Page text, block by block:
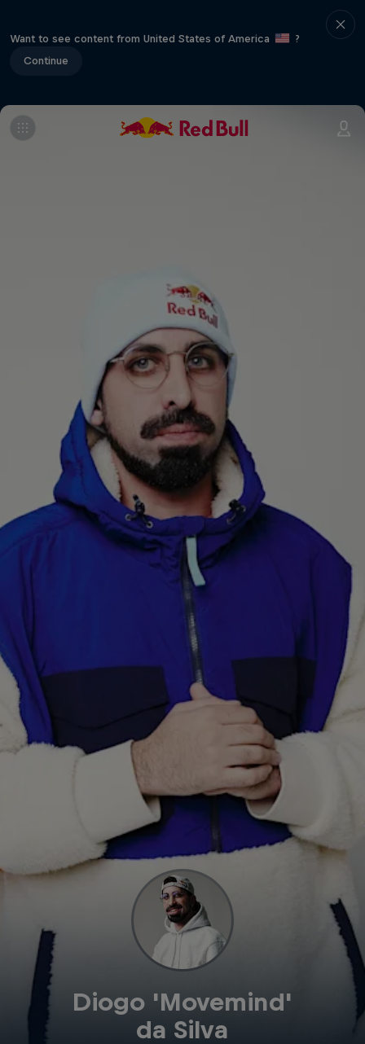
Want to see content from United States of America
?
Continue
Diogo 'Movemind'
da Silva